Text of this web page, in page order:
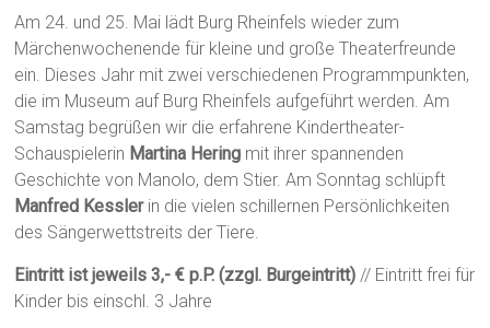
Am 24. und 25. Mai lädt Burg Rheinfels wieder zum
Märchenwochenende für kleine und große Theaterfreunde
ein. Dieses Jahr mit zwei verschiedenen Programmpunkten,
die im Museum auf Burg Rheinfels aufgeführt werden. Am
Samstag begrüßen wir die erfahrene Kindertheater-
Schauspielerin Martina Hering mit ihrer spannenden
Geschichte von Manolo, dem Stier. Am Sonntag schlüpft
Manfred Kesslerin die vielen schillernen Persönlichkeiten
des Sängerwettstreits der Tiere.
Eintritt ist jeweils 3,- € p.P. (zzgl. Burgeintritt) // Eintritt frei für
Kinder bis einschl. 3 Jahre